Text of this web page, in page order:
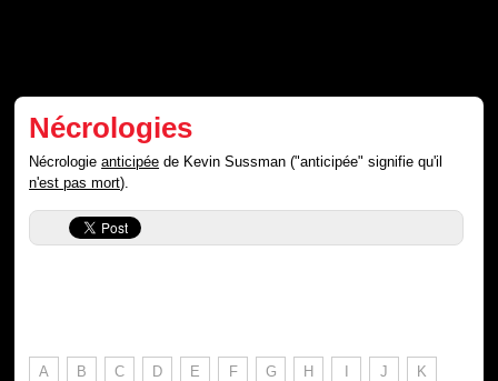
Nécrologies
Nécrologieanticipée de Kevin Sussman ("anticipée" signifie qu'il
n'est pas mort).
A B C D E F G H I J K